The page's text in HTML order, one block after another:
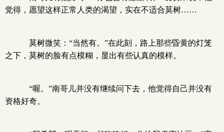
觉得，愿望这样正常人类的渴望，实在不适合莫树……
莫树微笑：“当然有。”在此刻，路上那些昏黄的灯笼
之下，莫树的脸有点模糊，显出有些认真的模样。
“喔。”南哥儿并没有继续问下去，他觉得自己并没有
资格好奇。